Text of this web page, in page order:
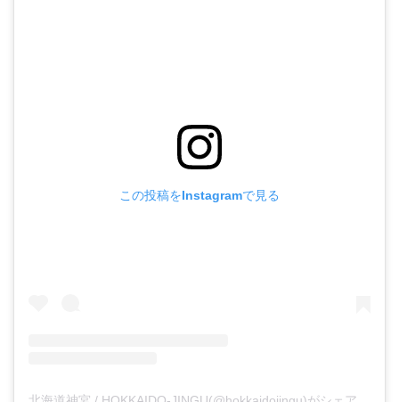
この投稿をInstagramで見る